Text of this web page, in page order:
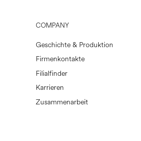
COMPANY
Geschichte & Produktion
Firmenkontakte
Filialfinder
Karrieren
Zusammenarbeit